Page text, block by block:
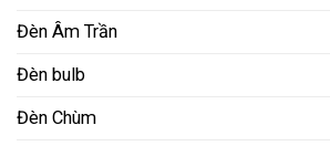
Đèn Âm Trần
Đèn bulb
Đèn Chùm